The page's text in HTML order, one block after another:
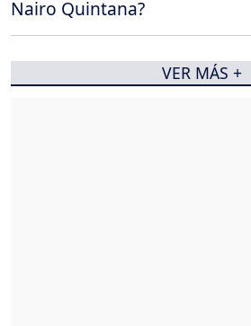
Nairo Quintana?
VER MÁS +